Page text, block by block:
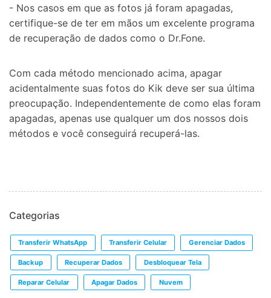
- Nos casos em que as fotos já foram apagadas,
certifique-se de ter em mãos um excelente programa
de recuperação de dados como o Dr.Fone.
Com cada método mencionado acima, apagar
acidentalmente suas fotos do Kik deve ser sua última
preocupação. Independentemente de como elas foram
apagadas, apenas use qualquer um dos nossos dois
métodos e você conseguirá recuperá-las.
Categorias
Transferir WhatsApp Transferir Celular Gerenciar Dados
Backup Recuperar Dados Desbloquear Tela
Reparar Celular Apagar Dados Nuvem